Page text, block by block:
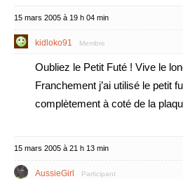
15 mars 2005 à 19 h 04 min
kidloko91 Membre
Oubliez le Petit Futé ! Vive le
Franchement j’ai utilisé le petit
complètement à coté de la
15 mars 2005 à 21 h 13 min
AussieGirl Participant